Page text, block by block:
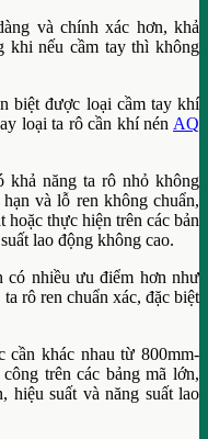
và chính xác hơn, khả
khi nếu cầm tay thì không
biệt được loại cầm tay khí
loại ta rô cần khí nén AQ
khả năng ta rô nhỏ không
và lỗ ren không chuẩn,
thực hiện trên các bản
lao động không cao.
có nhiều ưu điểm hơn như
rô ren chuẩn xác, đặc biệt
khác nhau từ 800mm-
trên các bảng mã lớn,
hiệu suất và năng suất lao